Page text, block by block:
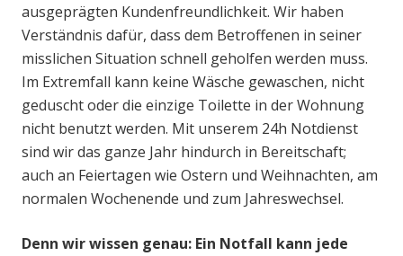
ausgeprägten Kundenfreundlichkeit. Wir haben
Verständnis dafür, dass dem Betroffenen in seiner
misslichen Situation schnell geholfen werden muss.
Im Extremfall kann keine Wäsche gewaschen, nicht
geduscht oder die einzige Toilette in der Wohnung
nicht benutzt werden. Mit unserem 24h Notdienst
sind wir das ganze Jahr hindurch in Bereitschaft;
auch an Feiertagen wie Ostern und Weihnachten, am
normalen Wochenende und zum Jahreswechsel.
Denn wir wissen genau: Ein Notfall kann jede